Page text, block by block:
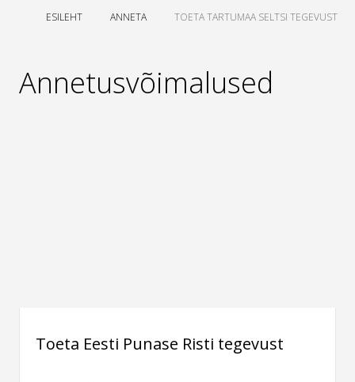
ESILEHT ANNETA TOETA TARTUMAA SELTSI TEGEVUST
Annetusvõimalused
Toeta Eesti Punase Risti tegevust